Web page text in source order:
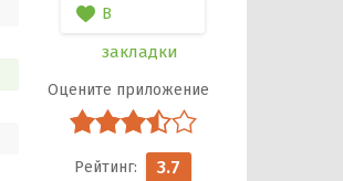
В
закладки
3.7